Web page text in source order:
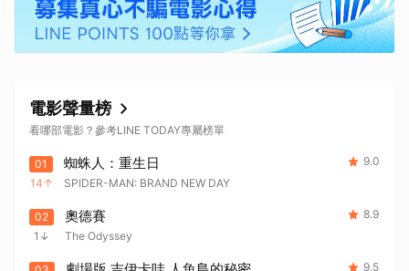
電影聲量榜
看哪部電影？參考LINE TODAY專屬榜單
01
14
蜘蛛人：重生日
SPIDER-MAN: BRAND NEW DAY
9.0
02
1
奧德賽
The Odyssey
8.9
9.5